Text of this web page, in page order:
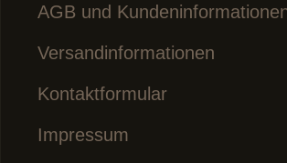
AGB und
Versandinformationen
Kontaktformular
Impressum